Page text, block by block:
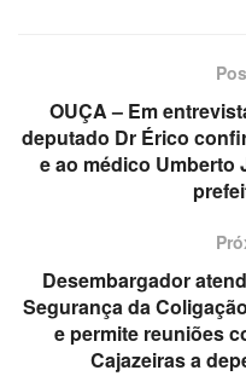
OUÇA – Em
deputado Dr Érico
e ao médico Umberto
Desembargador
Segurança da
e permite reuniões
Cajazeiras a